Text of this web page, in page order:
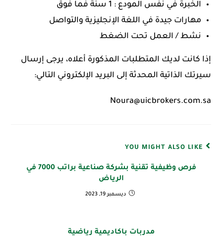
الخبرة في نفس المودع : 1 سنة فما فوق
مهارات جيدة في اللغة الإنجليزية والتواصل
نشط / العمل تحت الضغط
إذا كانت لديك المتطلبات المذكورة أعلاه، يرجى إرسال
سيرتك الذاتية المحدثة إلى البريد الإلكتروني التالي:
Noura@uicbrokers.com.sa
YOU MIGHT ALSO LIKE
فرص وظيفية تقنية بشركة صناعية براتب 7000 في
الرياض
ديسمبر 19, 2023
مدربات باكاديمية رياضية